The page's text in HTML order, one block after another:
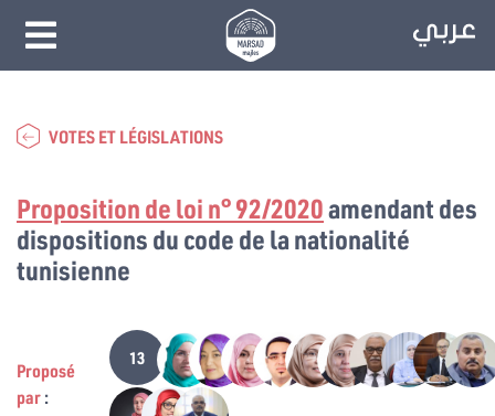
VOTES ET LÉGISLATIONS
Proposition de loi n° 92/2020amendant des
dispositions du code de la nationalité
tunisienne
Proposé
par:
13